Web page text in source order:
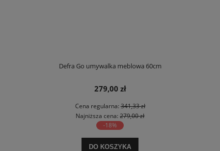
Defra Go umywalka meblowa 60cm
279,00 zł
Cena regularna:341,33 zł
Najniższa cena: 279,00 zł
-18%
DO KOSZYKA